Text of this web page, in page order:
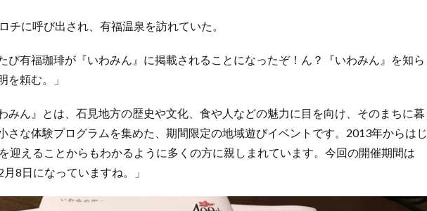
チに呼び出され、有福温泉を訪れていた。
び有福珈琲が『いわみん』に掲載されることになったぞ！ん？『いわみん』を知ら
を頼む。」
みん』とは、石見地方の歴史や文化、食や人などの魅力に目を向け、そのまちに暮
さな体験プログラムを集めた、期間限定の地域遊びイベントです。2013年からはじ
迎えることからもわかるように多くの方に親しまれています。今回の開催期間は
8日になっていますね。」